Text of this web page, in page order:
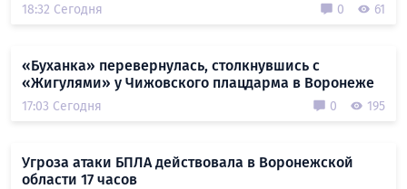
18:32 Сегодня 0 61
«Буханка» перевернулась, столкнувшись с
«Жигулями» у Чижовского плацдарма в Воронеже
17:03 Сегодня 0 195
Угроза атаки БПЛА действовала в Воронежской
области 17 часов